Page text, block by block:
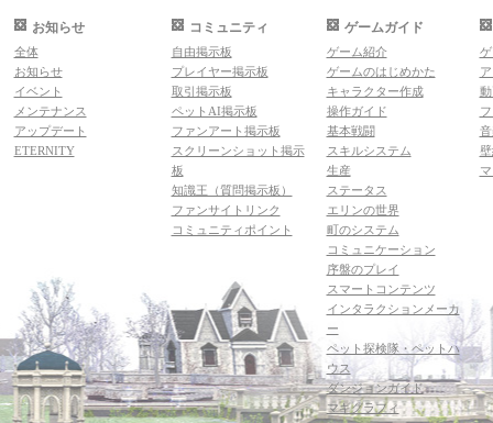
お知らせ
全体
お知らせ
イベント
メンテナンス
アップデート
ETERNITY
コミュニティ
自由掲示板
プレイヤー掲示板
取引掲示板
ペットAI掲示板
ファンアート掲示板
スクリーンショット掲示
板
知識王（質問掲示板）
ファンサイトリンク
コミュニティポイント
ゲームガイド
ゲーム紹介
ゲームのはじめかた
キャラクター作成
操作ガイド
基本戦闘
スキルシステム
生産
ステータス
エリンの世界
町のシステム
コミュニケーション
序盤のプレイ
スマートコンテンツ
インタラクションメーカ
ー
ペット探検隊・ペットハ
ウス
ダンジョンガイド
マギグラフィ